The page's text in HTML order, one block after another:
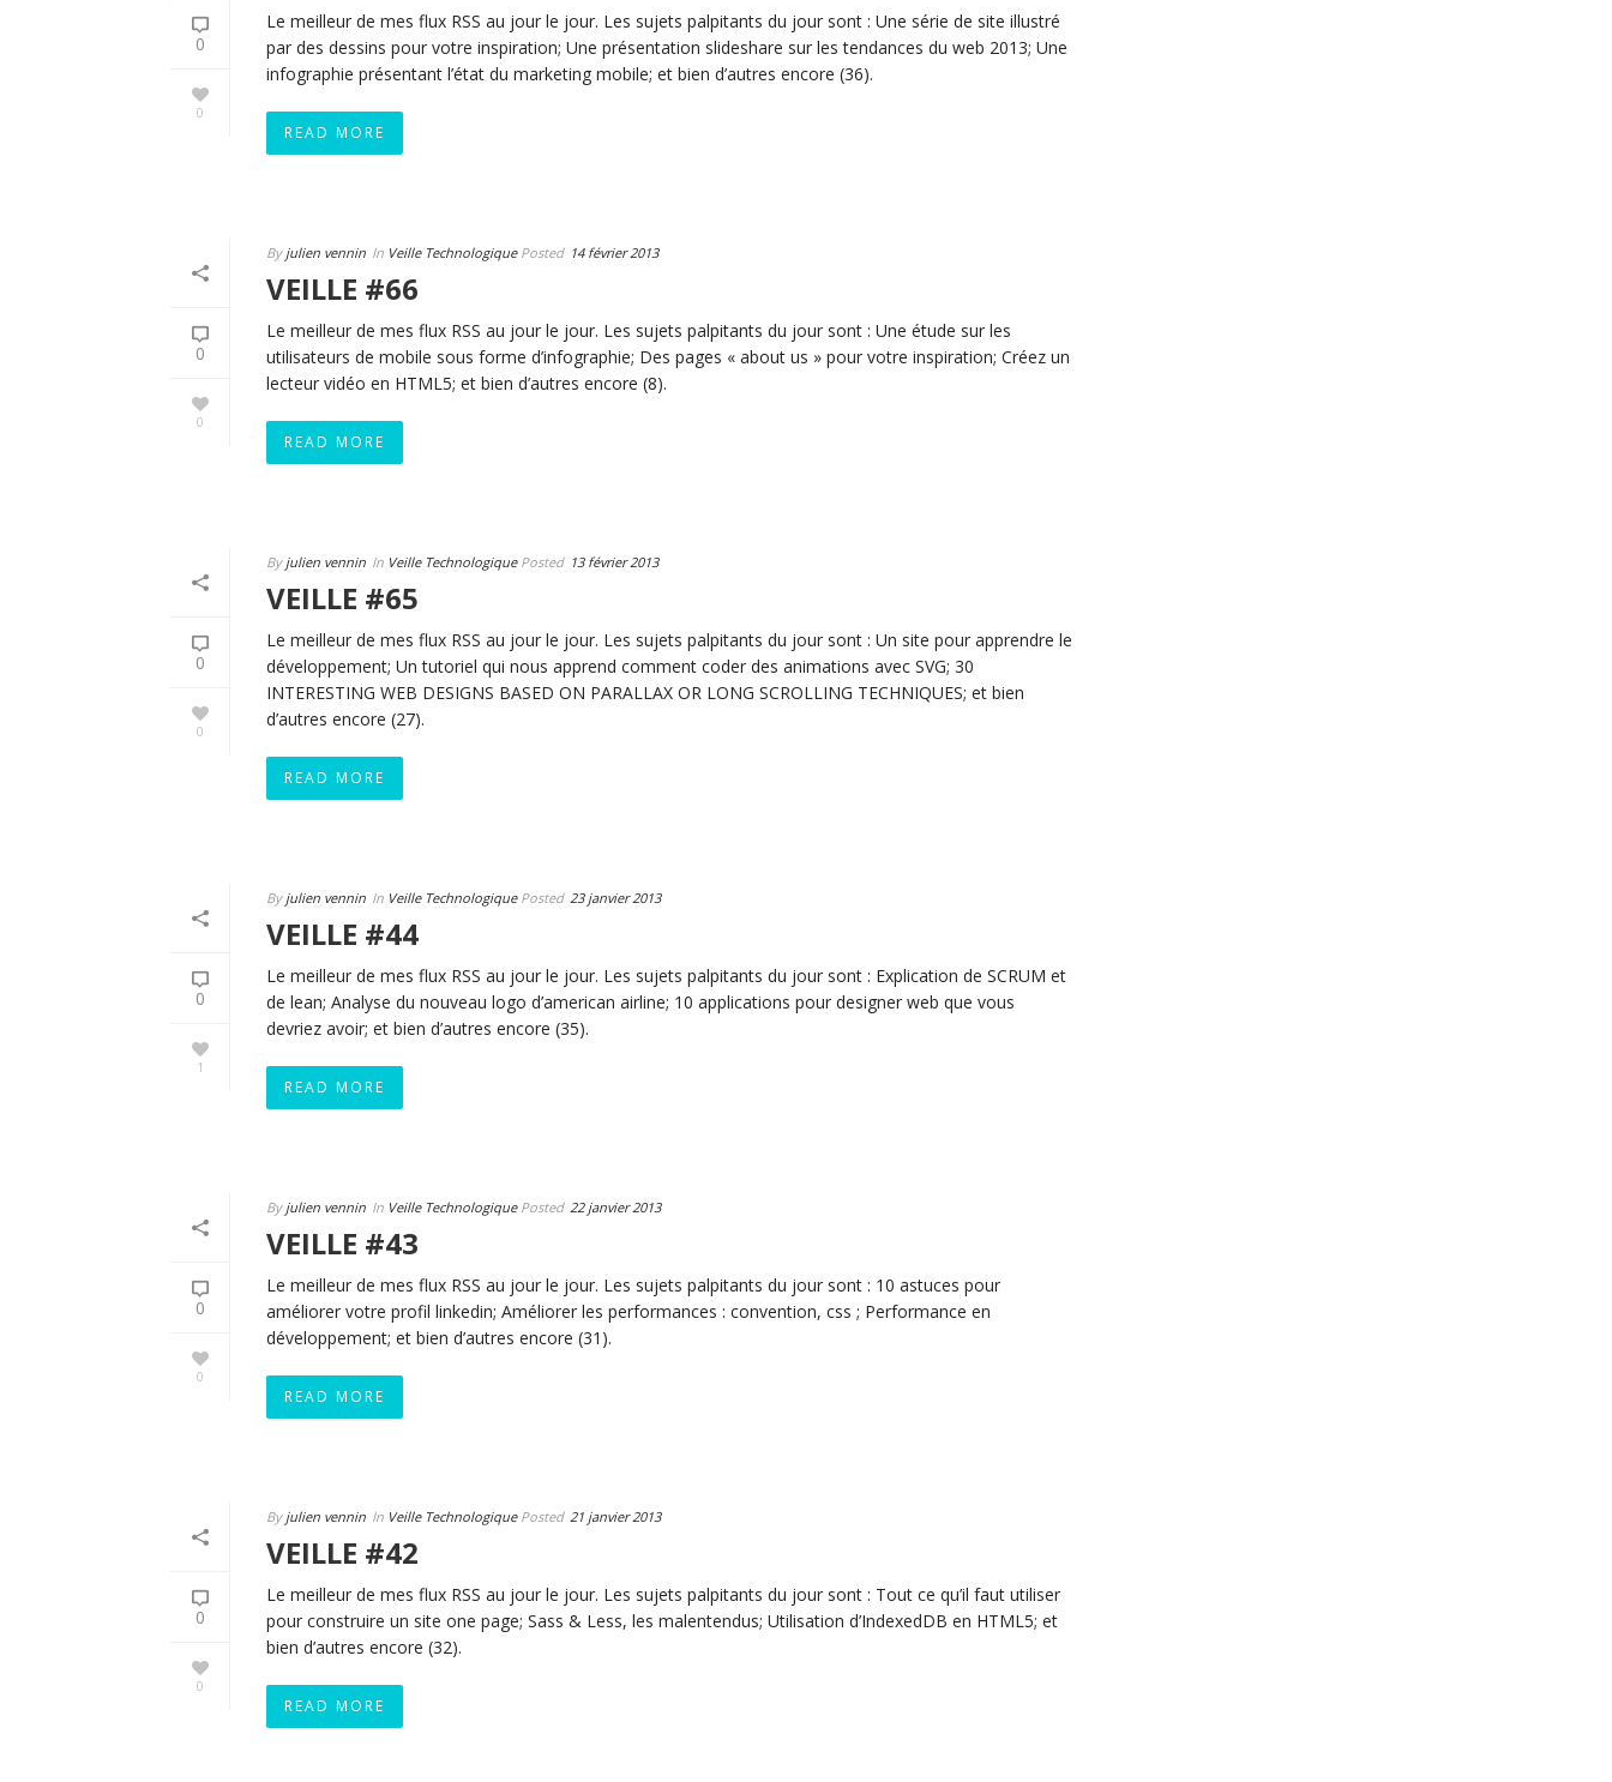
0
0
Le meilleur de mes flux RSS au jour le jour. Les sujets palpitants du jour sont : Une série de site illustré
par des dessins pour votre inspiration; Une présentation slideshare sur les tendances du web 2013; Une
infographie présentant l’état du marketing mobile; et bien d’autres encore (36).
READ MORE
0
0
By julien vennin In Veille TechnologiquePosted 14 février 2013
VEILLE #66
Le meilleur de mes flux RSS au jour le jour. Les sujets palpitants du jour sont : Une étude sur les
utilisateurs de mobile sous forme d’infographie; Des pages « about us » pour votre inspiration; Créez un
lecteur vidéo en HTML5; et bien d’autres encore (8).
READ MORE
0
0
By julien vennin In Veille TechnologiquePosted 13 février 2013
VEILLE #65
Le meilleur de mes flux RSS au jour le jour. Les sujets palpitants du jour sont : Un site pour apprendre le
développement; Un tutoriel qui nous apprend comment coder des animations avec SVG; 30
INTERESTING WEB DESIGNS BASED ON PARALLAX OR LONG SCROLLING TECHNIQUES; et bien
d’autres encore (27).
READ MORE
0
1
By julien vennin In Veille TechnologiquePosted 23 janvier 2013
VEILLE #44
Le meilleur de mes flux RSS au jour le jour. Les sujets palpitants du jour sont : Explication de SCRUM et
de lean; Analyse du nouveau logo d’american airline; 10 applications pour designer web que vous
devriez avoir; et bien d’autres encore (35).
READ MORE
0
0
By julien vennin In Veille TechnologiquePosted 22 janvier 2013
VEILLE #43
Le meilleur de mes flux RSS au jour le jour. Les sujets palpitants du jour sont : 10 astuces pour
améliorer votre profil linkedin; Améliorer les performances : convention, css ; Performance en
développement; et bien d’autres encore (31).
READ MORE
0
0
By julien vennin In Veille TechnologiquePosted 21 janvier 2013
VEILLE #42
Le meilleur de mes flux RSS au jour le jour. Les sujets palpitants du jour sont : Tout ce qu’il faut utiliser
pour construire un site one page; Sass & Less, les malentendus; Utilisation d’IndexedDB en HTML5; et
bien d’autres encore (32).
READ MORE